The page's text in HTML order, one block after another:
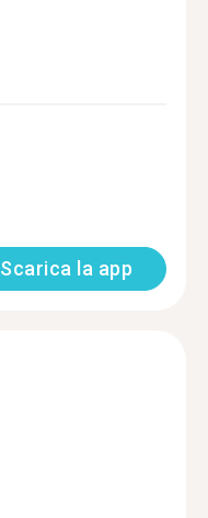
Scarica la app